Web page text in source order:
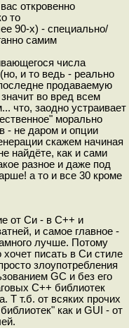
откровенно
то
90-х) - специально/
самим
числа
и то ведь - реально
продаваемую
значит во вред всем
что, заодно устраивает
морально
- не даром и опции
скажем начиная
найдёте, как и сами
разное и даже под
а то и все 30 кроме
от Си - в С++ и
и самое главное -
лучше. Потому
писать в Си стиле
злоупотребления
GC и без его
С++ библиотек
Т т.б. от всяких прочих
как и GUI - от